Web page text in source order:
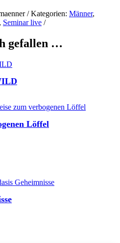
Kategorien: Männer,
, Seminar live
gefallen …
Löffel